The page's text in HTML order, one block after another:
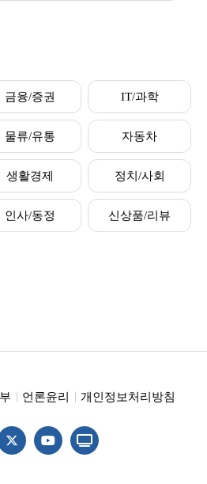
금융/증권 IT/과학
물류/유통 자동차
생활경제 정치/사회
인사/동정 신상품/리뷰
언론윤리 개인정보처리방침